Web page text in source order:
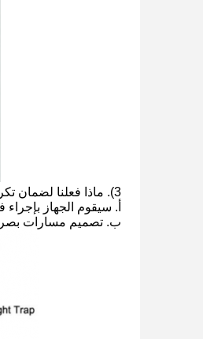
3). ماذا فعلنا لضمان تكرار الجهاز؟
أ. سيقوم الجهاز
ب. تصميم مسارات